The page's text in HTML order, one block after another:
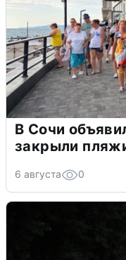
В Сочи
закрыли
6 августа 0